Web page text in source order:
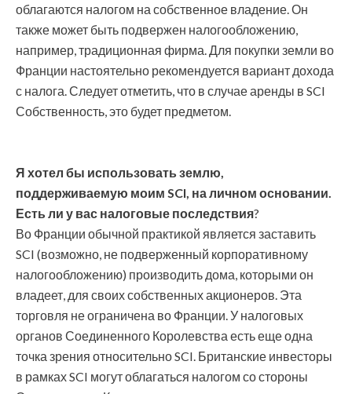
облагаются налогом на собственное владение. Он
также может быть подвержен налогообложению,
например, традиционная фирма. Для покупки земли во
Франции настоятельно рекомендуется вариант дохода
с налога. Следует отметить, что в случае аренды в SCI
Собственность, это будет предметом.
Я хотел бы использовать землю,
поддерживаемую моим SCI, на личном основании.
Есть ли у вас налоговые последствия?
Во Франции обычной практикой является заставить
SCI (возможно, не подверженный корпоративному
налогообложению) производить дома, которыми он
владеет, для своих собственных акционеров. Эта
торговля не ограничена во Франции. У налоговых
органов Соединенного Королевства есть еще одна
точка зрения относительно SCI. Британские инвесторы
в рамках SCI могут облагаться налогом со стороны